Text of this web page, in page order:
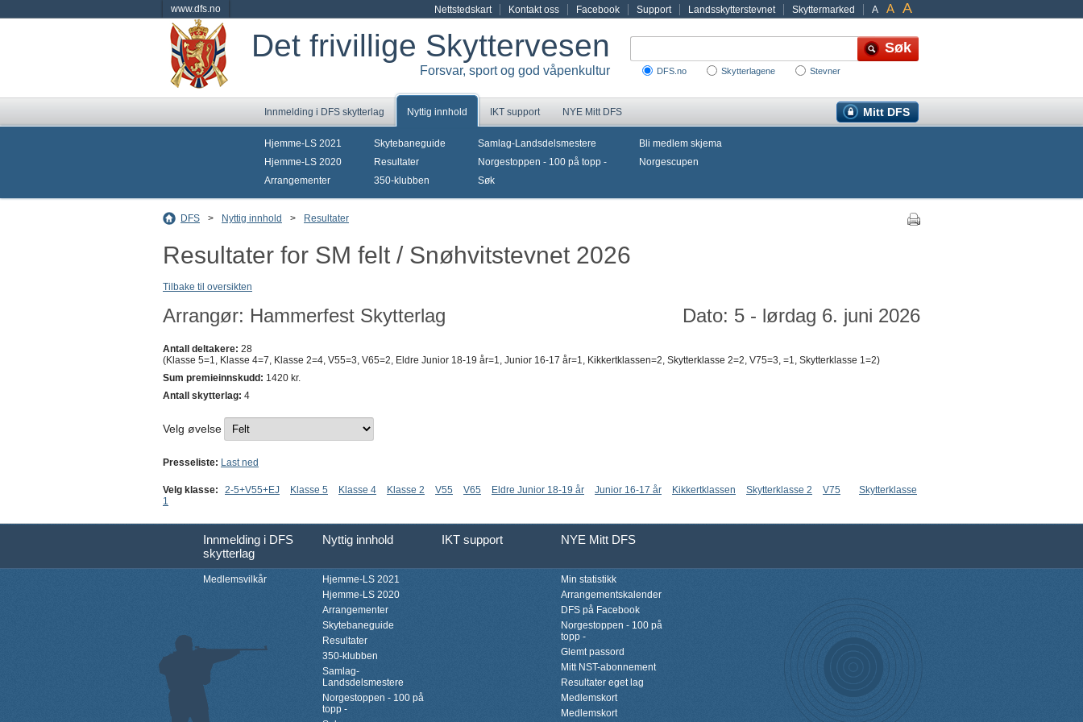
www.dfs.no A A A
Nettstedskart Kontakt oss Facebook Support Landsskytterstevnet Skyttermarked
Det frivillige Skyttervesen
Forsvar, sport og god våpenkultur DFS.no Skytterlagene Stevner
Innmelding i DFS skytterlag Nyttig innhold IKT support Mitt DFS
NYE Mitt DFS
Hjemme-LS 2021
Hjemme-LS 2020
Arrangementer
Skytebaneguide
Resultater
350-klubben
Samlag-Landsdelsmestere
Norgestoppen - 100 på topp -
Søk
Bli medlem skjema
Norgescupen
DFS > Nyttig innhold > Resultater
Resultater for SM felt / Snøhvitstevnet 2026
Tilbake til oversikten
Arrangør: Hammerfest Skytterlag Dato: 5 - lørdag 6. juni 2026
Antall deltakere: 28
(Klasse 5=1, Klasse 4=7, Klasse 2=4, V55=3, V65=2, Eldre Junior 18-19 år=1, Junior 16-17 år=1, Kikkertklassen=2, Skytterklasse 2=2, V75=3, =1, Skytterklasse 1=2)
Sum premieinnskudd: 1420 kr.
Antall skytterlag: 4
Velg øvelse
Presseliste: Last ned
Velg klasse: 2-5+V55+EJ Klasse 5 Klasse 4 Klasse 2 V55 V65 Eldre Junior 18-19 år Junior 16-17 år Kikkertklassen Skytterklasse 2 V75
Skytterklasse
1
Innmelding i DFS
skytterlag
Nyttig innhold IKT support NYE Mitt DFS
Medlemsvilkår
Hjemme-LS 2021
Hjemme-LS 2020
Arrangementer
Skytebaneguide
Resultater
350-klubben
Samlag-
Landsdelsmestere
Norgestoppen - 100 på
topp -
Min statistikk
Arrangementskalender
DFS på Facebook
Norgestoppen - 100 på
topp -
Glemt passord
Mitt NST-abonnement
Resultater eget lag
Medlemskort
Medlemskort